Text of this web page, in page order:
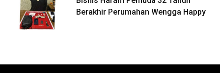
Berakhir Perumahan Wengga Happy